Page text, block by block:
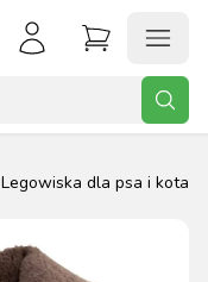
Legowiska dla psa i kota